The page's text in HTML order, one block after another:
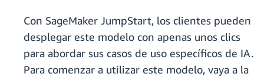
Con SageMaker JumpStart, los clientes pueden
desplegar este modelo con apenas unos clics
para abordar sus casos de uso específicos de IA.
Para comenzar a utilizar este modelo, vaya a la